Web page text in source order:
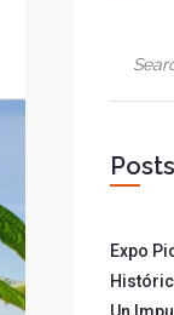
Expo